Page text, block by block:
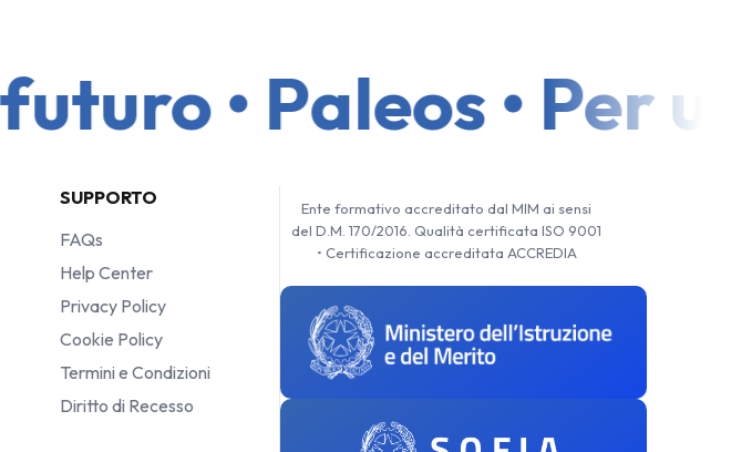
• Paleos • Per
SUPPORTO
FAQs
Help Center
Privacy Policy
Cookie Policy
Termini e Condizioni
Diritto di Recesso
Ente formativo accreditato dal MIM ai sensi
del D.M. 170/2016. Qualità certificata ISO 9001
• Certificazione accreditata ACCREDIA